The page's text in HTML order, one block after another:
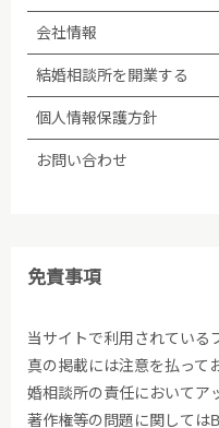
(5)法令等に基づく場
三者への提供は行いま
(6)個人情報保護の状
い、継続的に改善しま
2005年04月01日制定
2009年06月01日改訂
会社情報
結婚相談所を開業する
個人情報保護方針
お問い合わせ
免責事項
当サイトで利用されている
真の掲載には注意を払って
婚相談所の責任においてア
著作権等の問題に関しては